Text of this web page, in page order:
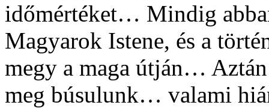
időmértéket… Mindig
Magyarok Istene, és a
megy a maga útján…
meg búsulunk… valami